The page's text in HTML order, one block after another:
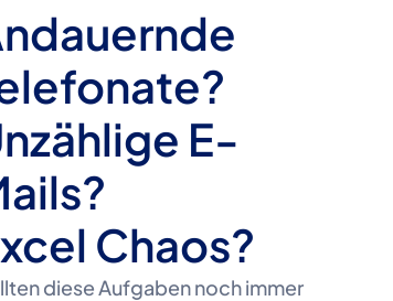
E-
Chaos?
diese Aufgaben noch immer